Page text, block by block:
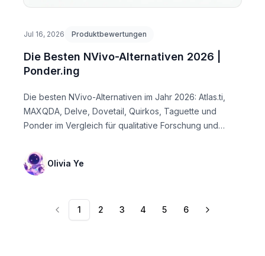
Jul 16, 2026 Produktbewertungen
Die Besten NVivo-Alternativen 2026 |
Ponder.ing
Die besten NVivo-Alternativen im Jahr 2026: Atlas.ti,
MAXQDA, Delve, Dovetail, Quirkos, Taguette und
Ponder im Vergleich für qualitative Forschung und
Olivia Ye
1 2 3 4 5 6